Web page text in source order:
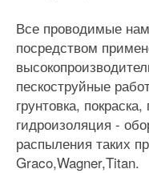
Все проводимые
посредством
пескоструйные
грунтовка,
гидроизоляция -
распыления таких
Graco,Wagner,Titan.